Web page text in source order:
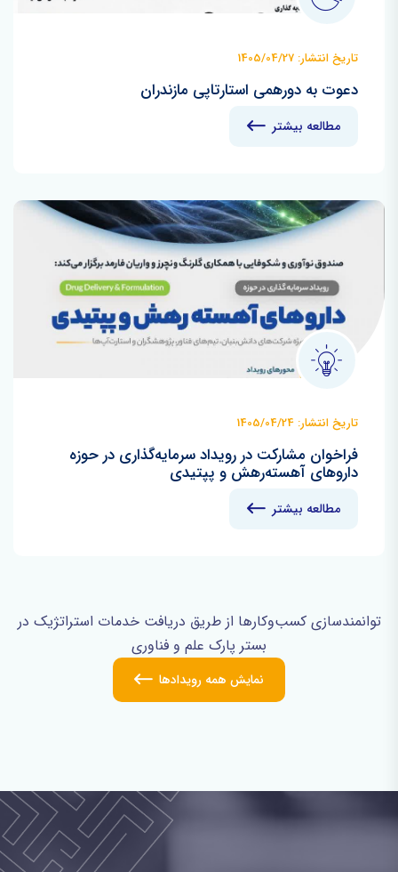
تاریخ انتشار: 1405/04/27
دعوت به دورهمی استارتاپی مازندران
مطالعه بیشتر
تاریخ انتشار: 1405/04/24
فراخوان مشارکت در رویداد سرمایه‌گذاری در حوزه
داروهای آهسته‌رهش و پپتیدی
مطالعه بیشتر
توانمندسازی کسب‌وکارها از طریق دریافت خدمات استراتژیک در
بستر پارک علم و فناوری
نمایش همه رویدادها